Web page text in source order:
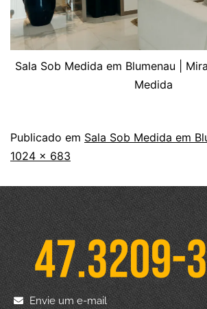
Sala Sob Medida em Blumenau |
Medida
Publicado em Sala Sob Medida em
1024 × 683
Envie um e-mail